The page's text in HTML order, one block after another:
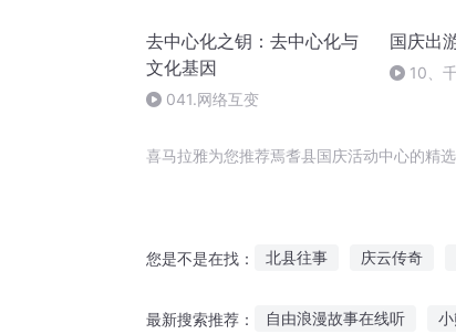
去中心化之钥：去中心化与
文化基因
041.网络互变
国庆出
10、
喜马拉雅为您推荐焉耆县国庆活动中心的精
您是不是在找： 北县往事 庆云传奇
最新搜索推荐： 自由浪漫故事在线听